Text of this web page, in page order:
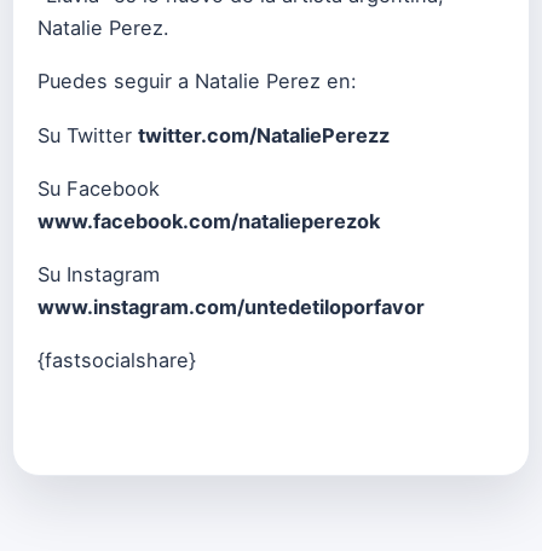
Natalie Perez.
Puedes seguir a Natalie Perez en:
Su Twitter twitter.com/NataliePerezz
Su Facebook
www.facebook.com/natalieperezok
Su Instagram
www.instagram.com/untedetiloporfavor
{fastsocialshare}